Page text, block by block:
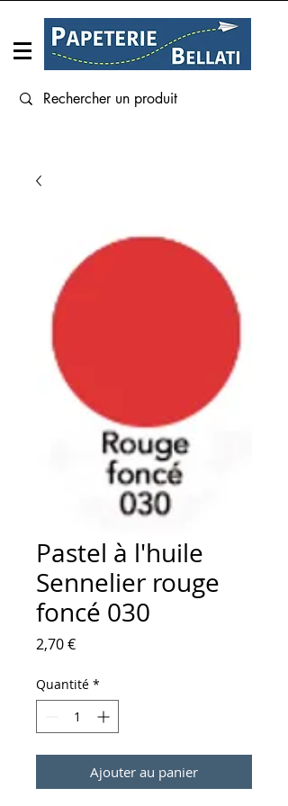
Pastel à l'huile
Sennelier rouge
foncé 030
2,70 €Prix
Quantité *
Ajouter au panier